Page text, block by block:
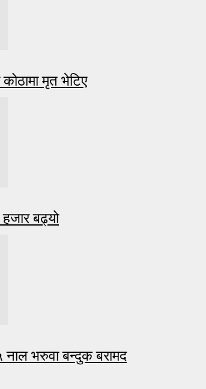
मृत भेटिए
बढ्यो
नाल भरुवा बन्दुक बरामद